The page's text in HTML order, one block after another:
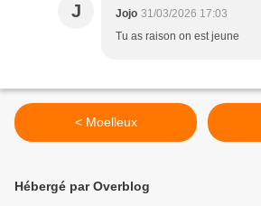
J Jojo 31/03/2026 17:03
Tu as raison on est jeune
< Moelleux
Hébergé par Overblog